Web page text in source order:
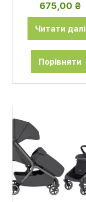
675,00 ₴
Читати далі
Порівняти